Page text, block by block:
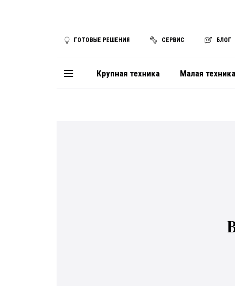
ГОТОВЫЕ РЕШЕНИЯ СЕРВИС БЛОГ
Крупная техника Малая техника